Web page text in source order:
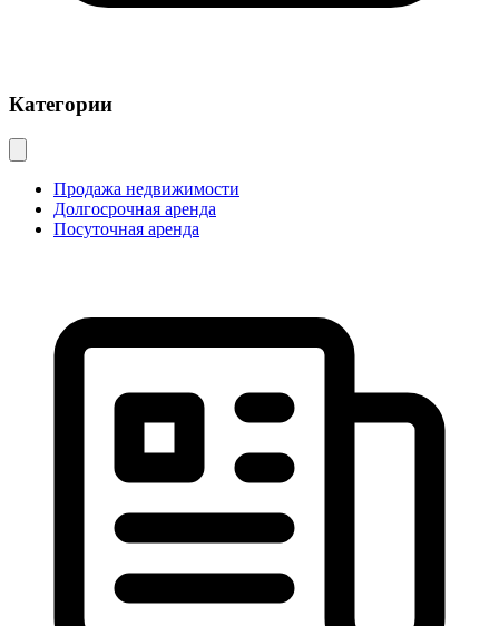
Категории
Продажа недвижимости
Долгосрочная аренда
Посуточная аренда